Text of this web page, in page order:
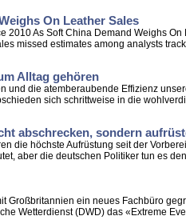
On Leather Sales
As Soft China Demand Weighs
missed estimates among analysts
Alltag gehören
und die atemberaubende Effizienz
sich schrittweise in die
abschrecken, sondern
die höchste Aufrüstung seit der
aber die deutschen Politiker tun es
ein neues Fachbüro
Wetterdienst (DWD) das «Extreme